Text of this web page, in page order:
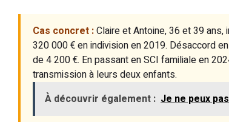
Cas concret :Claire et Antoine, 36 et 39
320 000 € en indivision en 2019. Désaccord
de 4 200 €. En passant en SCI familiale en
transmission à leurs deux enfants.
À découvrir également : Je ne peux